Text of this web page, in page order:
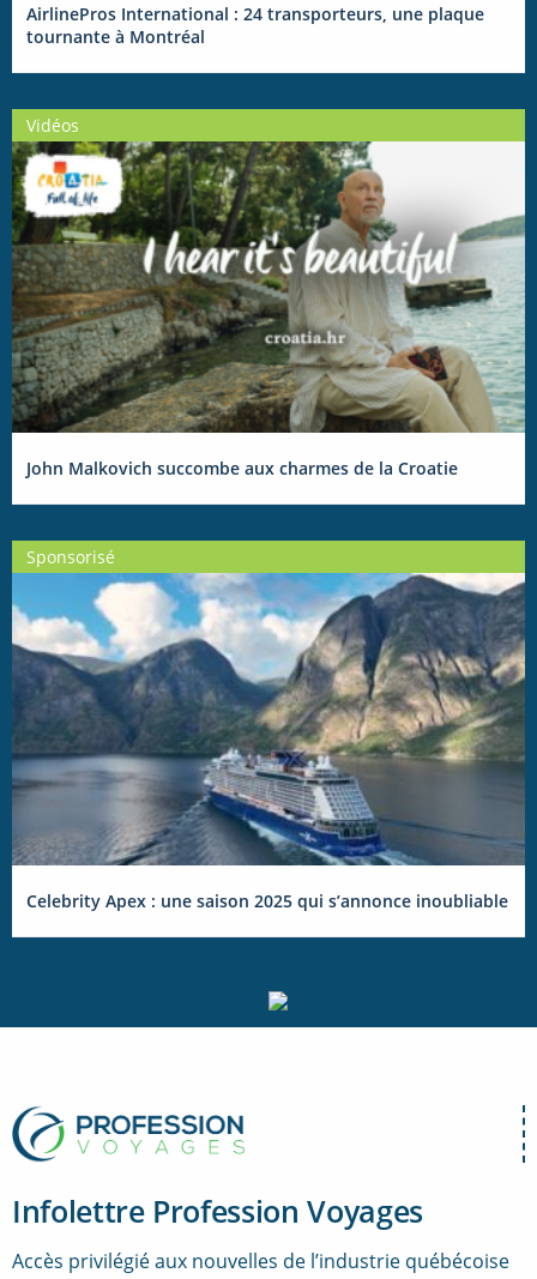
AirlinePros International : 24 transporteurs, une plaque
tournante à Montréal
Vidéos
John Malkovich succombe aux charmes de la Croatie
Sponsorisé
Celebrity Apex : une saison 2025 qui s’annonce inoubliable
Infolettre Profession Voyages
Accès privilégié aux nouvelles de l’industrie québécoise